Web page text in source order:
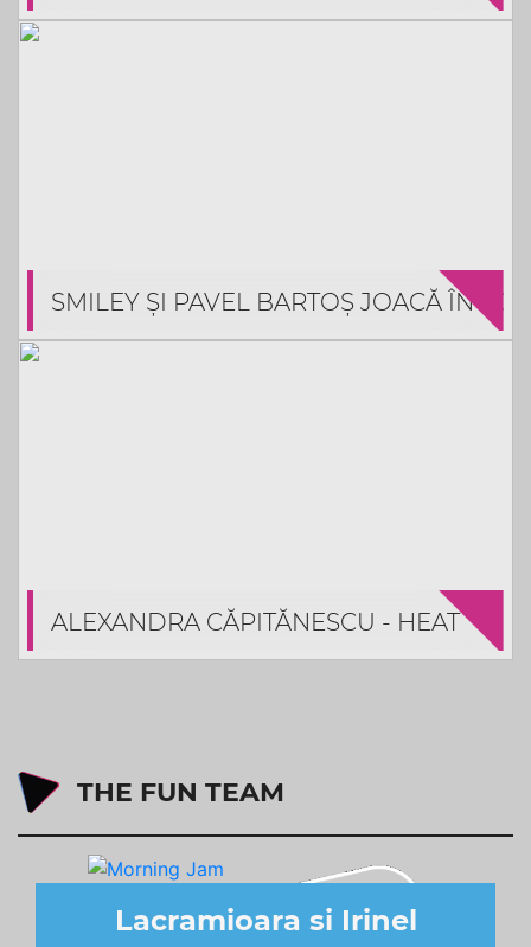
SMILEY ȘI PAVEL BARTOȘ JOACĂ ÎN
ALEXANDRA CĂPITĂNESCU - HEAT
THE FUN TEAM
Lacramioara si Irinel